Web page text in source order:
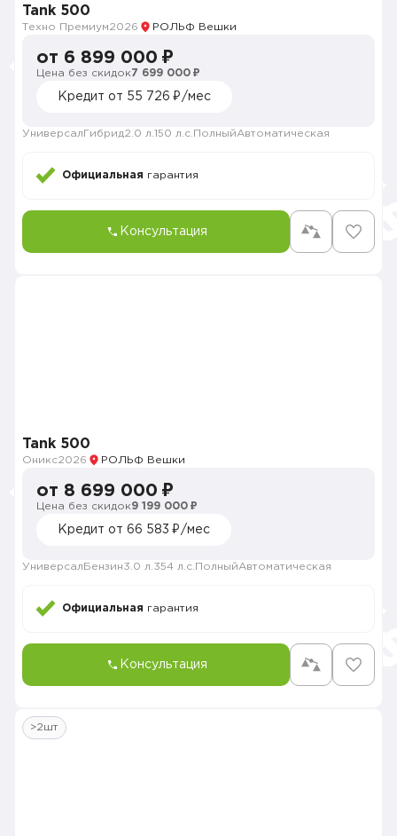
Tank 500
Техно Премиум2026 РОЛЬФ Вешки
от 6 899 000 ₽
Цена без скидок7 699 000 ₽
Кредит от 55 726 ₽/мес
Универсал Гибрид2.0 л. 150 л.с. ПолныйАвтоматическая
Официальная гарантия
Консультация
Tank 500
Оникс2026 РОЛЬФ Вешки
от 8 699 000 ₽
Цена без скидок9 199 000 ₽
Кредит от 66 583 ₽/мес
Универсал Бензин3.0 л. 354 л.с. ПолныйАвтоматическая
Официальная гарантия
Консультация
>2шт